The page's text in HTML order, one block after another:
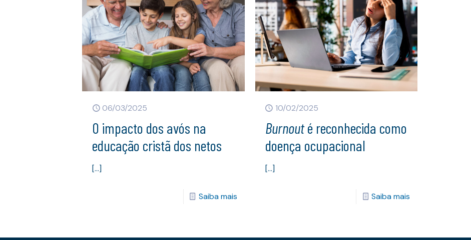
06/03/2025
O impacto dos avós na
educação cristã dos netos
[…]
Saiba mais
10/02/2025
Burnouté reconhecida como
doença ocupacional
[…]
Saiba mais